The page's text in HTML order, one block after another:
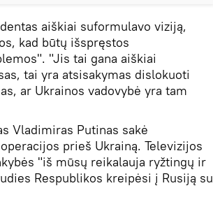
aiškiai suformulavo viziją,
kad būtų išspręstos
"Jis tai gana aiškiai
tai yra atsisakymas dislokuoti
ar Ukrainos vadovybė yra tam
Vladimiras Putinas sakė
prieš Ukrainą. Televizijos
"iš mūsų reikalauja ryžtingų ir
Respublikos kreipėsi į Rusiją su